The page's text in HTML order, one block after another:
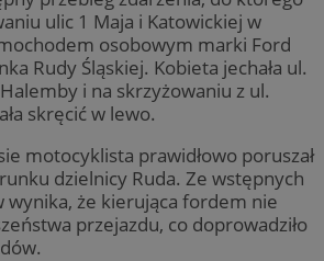
ulic 1 Maja i Katowickiej w
osobowym marki Ford
Rudy Śląskiej. Kobieta jechała ul.
i na skrzyżowaniu z ul.
skręcić w lewo.
motocyklista prawidłowo poruszał
dzielnicy Ruda. Ze wstępnych
wynika, że kierująca fordem nie
przejazdu, co doprowadziło